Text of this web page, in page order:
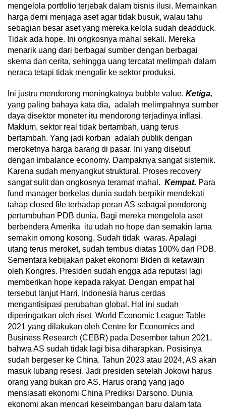
mengelola portfolio terjebak dalam bisnis ilusi. Memainkan
harga demi menjaga aset agar tidak busuk, walau tahu
sebagian besar aset yang mereka kelola sudah deadduck.
Tidak ada hope. Ini ongkosnya mahal sekali. Mereka
menarik uang dari berbagai sumber dengan berbagai
skema dan cerita, sehingga uang tercatat melimpah dalam
neraca tetapi tidak mengalir ke sektor produksi.
Ini justru mendorong meningkatnya bubble value. Ketiga,
yang paling bahaya kata dia, adalah melimpahnya sumber
daya disektor moneter itu mendorong terjadinya inflasi.
Maklum, sektor real tidak bertambah, uang terus
bertambah. Yang jadi korban adalah publik dengan
meroketnya harga barang di pasar. Ini yang disebut
dengan imbalance economy. Dampaknya sangat sistemik.
Karena sudah menyangkut struktural. Proses recovery
sangat sulit dan ongkosnya teramat mahal. Kempat. Para
fund manager berkelas dunia sudah berpikir mendekati
tahap closed file terhadap peran AS sebagai pendorong
pertumbuhan PDB dunia. Bagi mereka mengelola aset
berbendera Amerika itu udah no hope dan semakin lama
semakin omong kosong. Sudah tidak waras. Apalagi
utang terus meroket, sudah tembus diatas 100% dari PDB.
Sementara kebijakan paket ekonomi Biden di ketawain
oleh Kongres. Presiden sudah engga ada reputasi lagi
memberikan hope kepada rakyat. Dengan empat hal
tersebut lanjut Harri, Indonesia harus cerdas
mengantisipasi perubahan global. Hal ini sudah
diperingatkan oleh riset World Economic League Table
2021 yang dilakukan oleh Centre for Economics and
Business Research (CEBR) pada Desember tahun 2021,
bahwa AS sudah tidak lagi bisa diharapkan. Posisinya
sudah bergeser ke China. Tahun 2023 atau 2024, AS akan
masuk lubang resesi. Jadi presiden setelah Jokowi harus
orang yang bukan pro AS. Harus orang yang jago
mensiasati ekonomi China Prediksi Darsono. Dunia
ekonomi akan mencari keseimbangan baru dalam tata